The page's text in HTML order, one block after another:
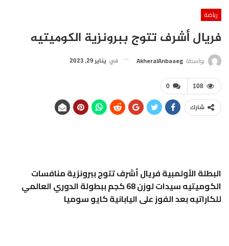
رياضة
فريال أشرف تتوج ببرونزية الكوميتيه
بواسطة AkheralAnbaaeg في يناير 29, 2023
0 108
شارك
البطلة الأولمبية فريال أشرف تتوج ببرونزية منافسات
الكوميتيه سيدات لوزن 68 كجم ببطولة الدوري العالمي
للكاراتيه بعد الفوز على اليابانية كايو سوميا